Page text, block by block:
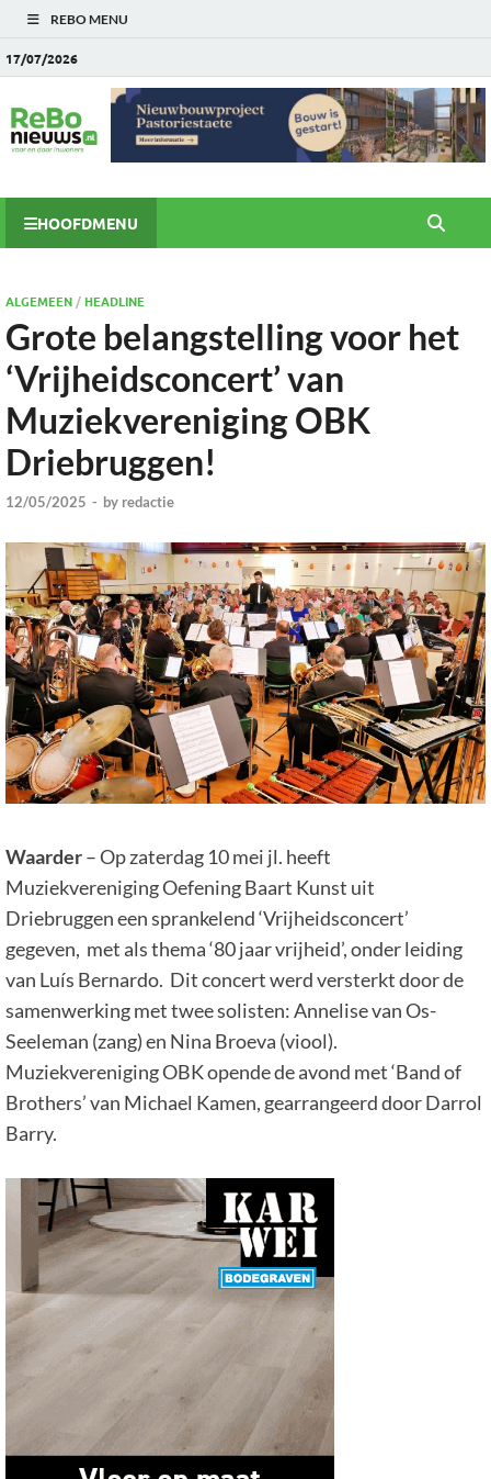
REBO MENU
17/07/2026
HOOFDMENU
ALGEMEEN/ HEADLINE
Grote belangstelling voor het
‘Vrijheidsconcert’ van
Muziekvereniging OBK
Driebruggen!
12/05/2025 - by redactie
Waarder– Op zaterdag 10 mei jl. heeft
Muziekvereniging Oefening Baart Kunst uit
Driebruggen een sprankelend ‘Vrijheidsconcert’
gegeven, met als thema ‘80 jaar vrijheid’, onder leiding
van Luís Bernardo. Dit concert werd versterkt door de
samenwerking met twee solisten: Annelise van Os-
Seeleman (zang) en Nina Broeva (viool).
Muziekvereniging OBK opende de avond met ‘Band of
Brothers’ van Michael Kamen, gearrangeerd door Darrol
Barry.